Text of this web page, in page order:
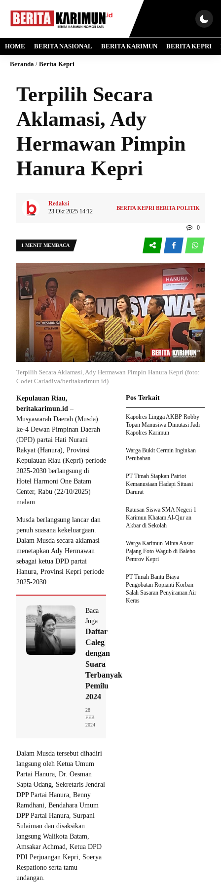
HOME BERITA NASIONAL BERITA KARIMUN BERITA KEPRI
Beranda / Berita Kepri
Terpilih Secara
Aklamasi, Ady
Hermawan Pimpin
Hanura Kepri
Redaksi
23 Okt 2025 14:12
BERITA KEPRI BERITA POLITIK
0
1 MENIT MEMBACA
Terpilih Secara Aklamasi, Ady Hermawan Pimpin Hanura Kepri (foto:
Codet Carladiva/beritakarimun.id)
Kepulauan Riau,
beritakarimun.id –
Musyawarah Daerah (Musda)
ke-4 Dewan Pimpinan Daerah
(DPD) partai Hati Nurani
Rakyat (Hanura), Provinsi
Kepulauan Riau (Kepri) periode
2025-2030 berlangsung di
Hotel Harmoni One Batam
Center, Rabu (22/10/2025)
malam.
Musda berlangsung lancar dan
penuh suasana kekeluargaan.
Dalam Musda secara aklamasi
menetapkan Ady Hermawan
sebagai ketua DPD partai
Hanura, Provinsi Kepri periode
2025-2030 .
Baca
Juga
Daftar
Caleg
dengan
Suara
Terbanyak
Pemilu
2024
28
FEB
2024
Dalam Musda tersebut dihadiri
langsung oleh Ketua Umum
Partai Hanura, Dr. Oesman
Sapta Odang, Sekretaris Jendral
DPP Partai Hanura, Benny
Ramdhani, Bendahara Umum
DPP Partai Hanura, Surpani
Sulaiman dan disaksikan
langsung Walikota Batam,
Amsakar Achmad, Ketua DPD
PDI Perjuangan Kepri, Soerya
Respationo serta tamu
undangan.
Pos Terkait
Kapolres Lingga AKBP Robby
Topan Manusiwa Dimutasi Jadi
Kapolres Karimun
Warga Bukit Cermin Inginkan
Perubahan
PT Timah Siapkan Patriot
Kemanusiaan Hadapi Situasi
Darurat
Ratusan Siswa SMA Negeri 1
Karimun Khatam Al-Qur an
Akbar di Sekolah
Warga Karimun Minta Ansar
Pajang Foto Wagub di Baleho
Pemrov Kepri
PT Timah Bantu Biaya
Pengobatan Ropianti Korban
Salah Sasaran Penyiraman Air
Keras